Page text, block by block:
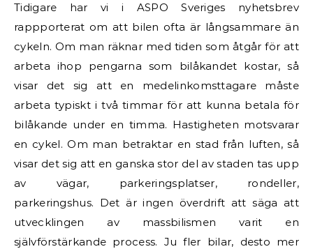
Tidigare har vi i ASPO Sveriges nyhetsbrev
rappporterat om att bilen ofta är långsammare än
cykeln. Om man räknar med tiden som åtgår för att
arbeta ihop pengarna som bilåkandet kostar, så
visar det sig att en medelinkomsttagare måste
arbeta typiskt i två timmar för att kunna betala för
bilåkande under en timma. Hastigheten motsvarar
en cykel. Om man betraktar en stad från luften, så
visar det sig att en ganska stor del av staden tas upp
av vägar, parkeringsplatser, rondeller,
parkeringshus. Det är ingen överdrift att säga att
utvecklingen av massbilismen varit en
självförstärkande process. Ju fler bilar, desto mer